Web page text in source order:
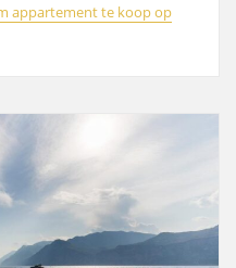
appartement te koop op